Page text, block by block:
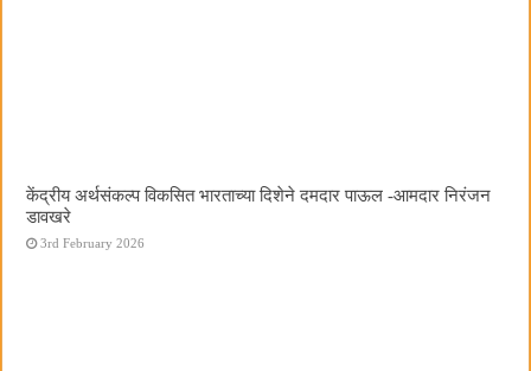
केंद्रीय अर्थसंकल्प विकसित भारताच्या दिशेने दमदार पाऊल -आमदार निरंजन
डावखरे
3rd February 2026